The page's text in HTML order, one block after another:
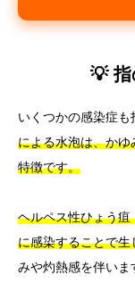
💡
いくつかの感染症も
による水泡は、か
特徴です。
ヘルペス性ひょう
に感染することで生
みや灼熱感を伴いま